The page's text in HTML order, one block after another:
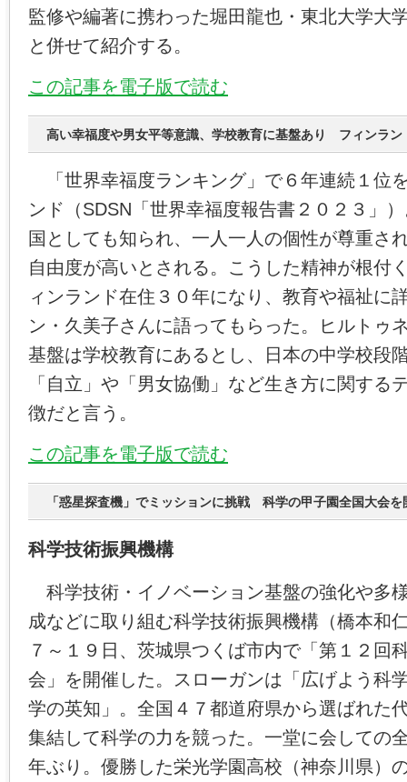
監修や編著に携わった堀田龍也・東北大学大
と併せて紹介する。
この記事を電子版で読む
高い幸福度や男女平等意識、学校教育に基盤あり フィンラン
「世界幸福度ランキング」で６年連続１位
ンド（SDSN「世界幸福度報告書２０２３」
国としても知られ、一人一人の個性が尊重さ
自由度が高いとされる。こうした精神が根付
ィンランド在住３０年になり、教育や福祉に
ン・久美子さんに語ってもらった。ヒルトゥ
基盤は学校教育にあるとし、日本の中学校段
「自立」や「男女協働」など生き方に関する
徴だと言う。
この記事を電子版で読む
「惑星探査機」でミッションに挑戦 科学の甲子園全国大会を
科学技術振興機構
科学技術・イノベーション基盤の強化や多
成などに取り組む科学技術振興機構（橋本和
７～１９日、茨城県つくば市内で「第１２回
会」を開催した。スローガンは「広げよう
学の英知」。全国４７都道府県から選ばれた
集結して科学の力を競った。一堂に会しての
年ぶり。優勝した栄光学園高校（神奈川県）